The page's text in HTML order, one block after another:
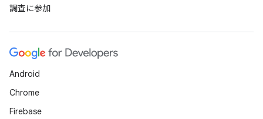
調査に参加
Android
Chrome
Firebase